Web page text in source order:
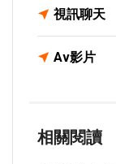
視訊聊天
Av影片
相關閱讀